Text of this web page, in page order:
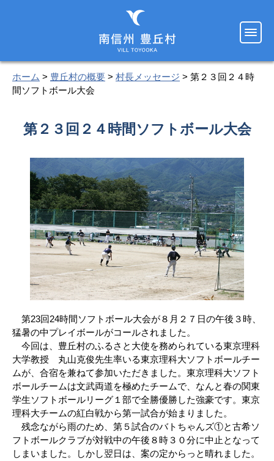
ホーム > 豊丘村の概要 > 村長メッセージ > 第２３回２４時
間ソフトボール大会
第２３回２４時間ソフトボール大会
第23回24時間ソフトボール大会が８月２７日の午後３時、
猛暑の中プレイボールがコールされました。
今回は、豊丘村のふるさと大使を務められている東京理科
大学教授 丸山克俊先生率いる東京理科大ソフトボールチー
ムが、合宿を兼ねて参加いただきました。東京理科大ソフト
ボールチームは文武両道を極めたチームで、なんと春の関東
学生ソフトボールリーグ１部で全勝優勝した強豪です。東京
理科大チームの紅白戦から第一試合が始まりました。
残念ながら雨のため、第５試合のバトちゃんズ①と古希ソ
フトボールクラブが対戦中の午後８時３０分に中止となって
しまいました。しかし翌日は、案の定からっと晴れました。